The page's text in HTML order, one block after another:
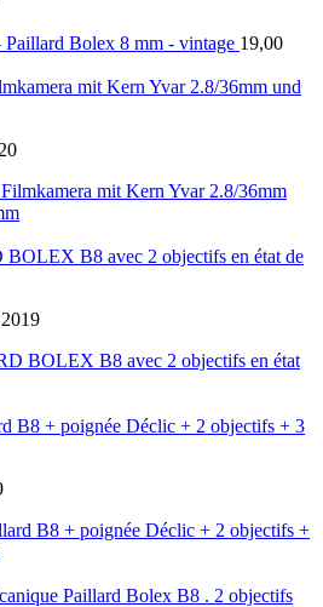
19,00
mit Kern Yvar 2.8/36mm und
B8 avec 2 objectifs en état de
B8 + poignée Déclic + 2 objectifs + 3
Paillard Bolex B8 . 2 objectifs